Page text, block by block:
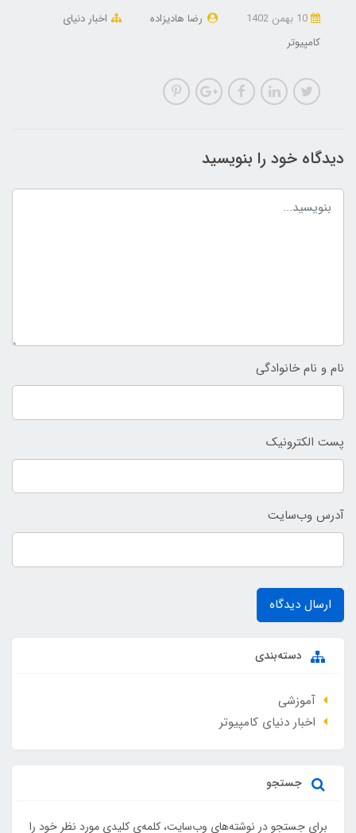
رضا هادیزاده
اخبار دنیای
کامپیوتر
دیدگاه خود را بنویسید
نام و نام خانوادگی
پست الکترونیک
آدرس وب‌سایت
ارسال دیدگاه
دسته‌بندی
آموزشی
اخبار دنیای کامپیوتر
جستجو
برای جستجو در نوشته‌های وب‌سایت، کلمه‌ی کلیدی مورد نظر خود را